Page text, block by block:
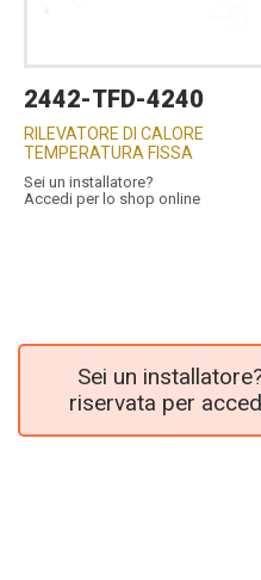
2442-TFD-4240
RILEVATORE DI CALORE
TEMPERATURA FISSA
Sei un installatore?
Accedi per lo shop online
Sei un
riservata per